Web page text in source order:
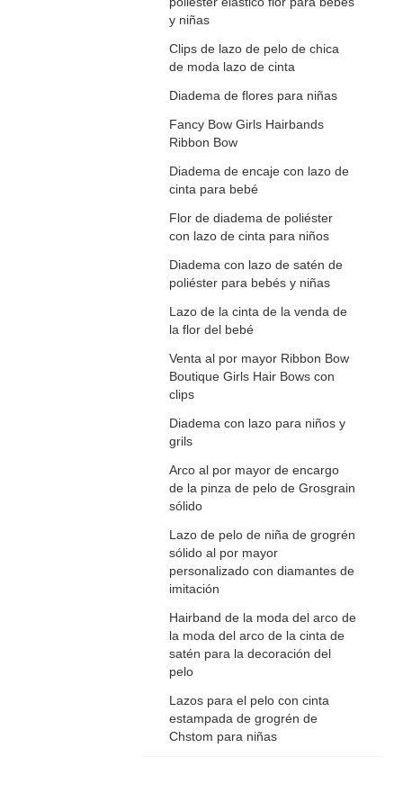
y niñas
Clips de lazo de pelo de chica
de moda lazo de cinta
Diadema de flores para niñas
Fancy Bow Girls Hairbands
Ribbon Bow
Diadema de encaje con lazo de
cinta para bebé
Flor de diadema de poliéster
con lazo de cinta para niños
Diadema con lazo de satén de
poliéster para bebés y niñas
Lazo de la cinta de la venda de
la flor del bebé
Venta al por mayor Ribbon Bow
Boutique Girls Hair Bows con
clips
Diadema con lazo para niños y
grils
Arco al por mayor de encargo
de la pinza de pelo de Grosgrain
sólido
Lazo de pelo de niña de grogrén
sólido al por mayor
personalizado con diamantes de
imitación
Hairband de la moda del arco de
la moda del arco de la cinta de
satén para la decoración del
pelo
Lazos para el pelo con cinta
estampada de grogrén de
Chstom para niñas